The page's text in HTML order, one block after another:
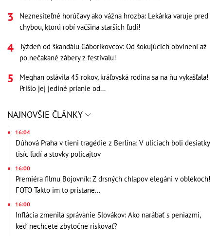
Neznesiteľné horúčavy ako vážna hrozba: Lekárka varuje pred
chybou, ktorú robí väčšina starších ľudí!
Týždeň od škandálu Gáboríkovcov: Od šokujúcich obvinení až
po nečakané zábery z festivalu!
Meghan oslávila 45 rokov, kráľovská rodina sa na ňu vykašľala!
Prišlo jej jediné prianie od...
NAJNOVŠIE ČLÁNKY
16:04
Dúhová Praha v tieni tragédie z Berlína: V uliciach boli desiatky
tisíc ľudí a stovky policajtov
16:00
Premiéra filmu Bojovník: Z drsných chlapov elegáni v oblekoch!
FOTO Takto im to pristane...
16:00
Inflácia zmenila správanie Slovákov: Ako narábať s peniazmi,
keď nechcete zbytočne riskovať?